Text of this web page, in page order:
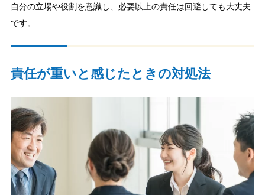
自分の立場や役割を意識し、必要以上の責任は回避しても大丈夫
です。
責任が重いと感じたときの対処法